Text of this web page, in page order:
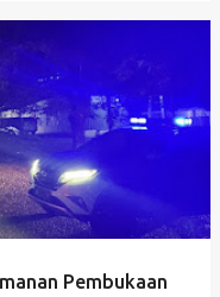
Pembukaan